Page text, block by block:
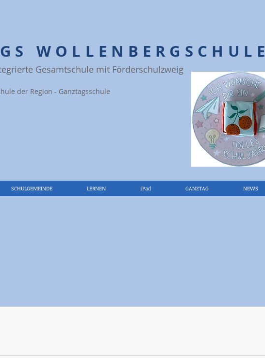
WOLLENBERGSCHULE
Gesamtschule mit Förderschulzweig
der Region - Ganztagsschule
SCHULGEMEINDE LERNEN iPad GANZTAG NEWS